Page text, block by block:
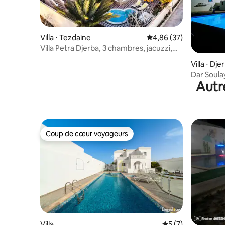
Villa ⋅ Tezdaine Évaluation moyenne
4,86 (37)
Villa Petra Djerba, 3 chambres, jacuzzi,
Villa ⋅
Dar
Tunisie
Coup de cœur voyageurs
Coup de cœur voyageurs